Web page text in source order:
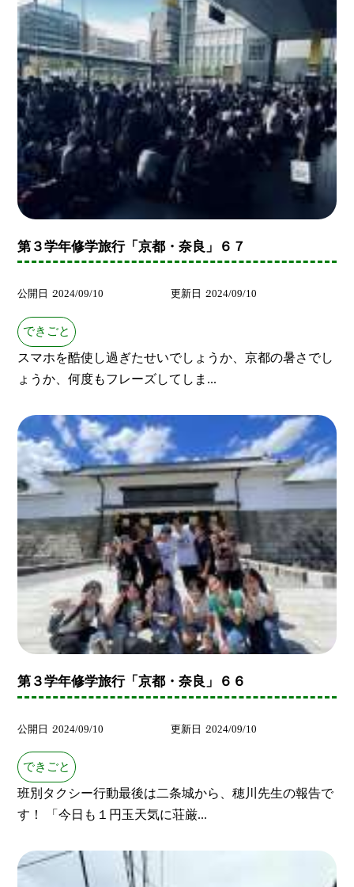
第３学年修学旅行「京都・奈良」６７
公開日 2024/09/10 更新日 2024/09/10
できごと
スマホを酷使し過ぎたせいでしょうか、京都の暑さでし
ょうか、何度もフレーズしてしま...
第３学年修学旅行「京都・奈良」６６
公開日 2024/09/10 更新日 2024/09/10
できごと
班別タクシー行動最後は二条城から、穂川先生の報告で
す！ 「今日も１円玉天気に荘厳...